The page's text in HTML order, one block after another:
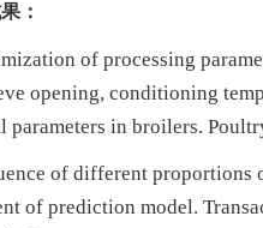
：
of processing
opening, conditioning
parameters in broilers.
of different proportions
of prediction model.